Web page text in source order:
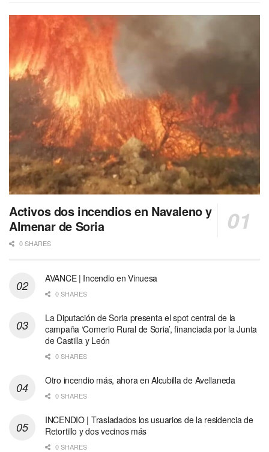
Activos dos incendios en Navaleno y
Almenar de Soria
0 SHARES
AVANCE | Incendio en Vinuesa
0 SHARES
La Diputación de Soria presenta el spot central de la
campaña ‘Comerio Rural de Soria’, financiada por la Junta
de Castilla y León
0 SHARES
Otro incendio más, ahora en Alcubilla de Avellaneda
0 SHARES
INCENDIO | Trasladados los usuarios de la residencia de
Retortillo y dos vecinos más
0 SHARES